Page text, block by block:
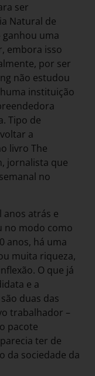
ser
Natural de
ganhou uma
embora isso
por ser
não estudou
instituição
Tipo de
a
livro The
jornalista que
no
atrás e
no modo como
anos, há uma
muita riqueza,
O que já
e a
duas das
trabalhador –
pacote
ter de
da sociedade da